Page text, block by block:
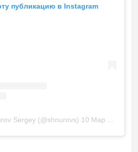
публикацию в Instagram
Sergey (@shnurovs) 10 Мар 2020 в 9:42 PDT